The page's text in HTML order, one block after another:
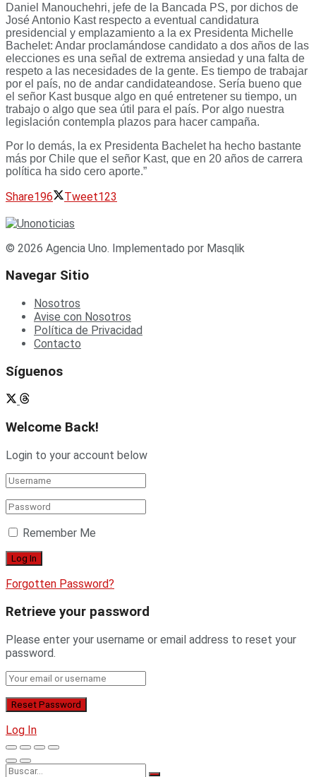
Daniel Manouchehri, jefe de la Bancada PS, por dichos de
José Antonio Kast respecto a eventual candidatura
presidencial y emplazamiento a la ex Presidenta Michelle
Bachelet: Andar proclamándose candidato a dos años de las
elecciones es una señal de extrema ansiedad y una falta de
respeto a las necesidades de la gente. Es tiempo de trabajar
por el país, no de andar candidateandose. Sería bueno que
el señor Kast busque algo en qué entretener su tiempo, un
trabajo o algo que sea útil para el país. Por algo nuestra
legislación contempla plazos para hacer campaña.
Por lo demás, la ex Presidenta Bachelet ha hecho bastante
más por Chile que el señor Kast, que en 20 años de carrera
política ha sido cero aporte.”
Share196 Tweet123
© 2026 Agencia Uno. Implementado por Masqlik
Navegar Sitio
Nosotros
Avise con Nosotros
Política de Privacidad
Contacto
Síguenos
Welcome Back!
Login to your account below
Remember Me
Forgotten Password?
Retrieve your password
Please enter your username or email address to reset your
password.
Log In